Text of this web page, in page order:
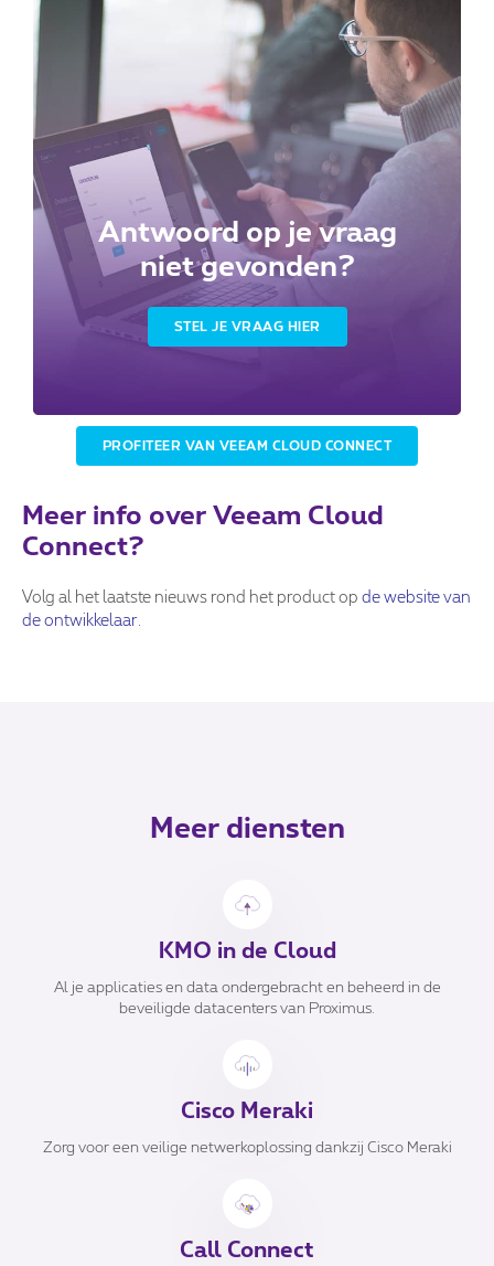
Antwoord op je vraag
niet gevonden?
STEL JE VRAAG HIER
PROFITEER VAN VEEAM CLOUD CONNECT
Meer info over Veeam Cloud
Connect?
Volg al het laatste nieuws rond het product op de website van
de ontwikkelaar.
Meer diensten
KMO in de Cloud
Al je applicaties en data ondergebracht en beheerd in de
beveiligde datacenters van Proximus.
Cisco Meraki
Zorg voor een veilige netwerkoplossing dankzij Cisco Meraki
Call Connect